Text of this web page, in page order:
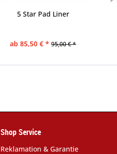
5 Star Pad Liner
ab 85,50 € * 95,00 € *
Shop Service
Reklamation & Garantie